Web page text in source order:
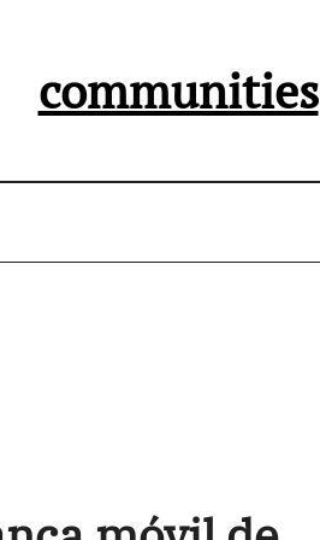
communities